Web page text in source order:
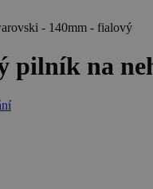
- 140mm - fialový
pilník na